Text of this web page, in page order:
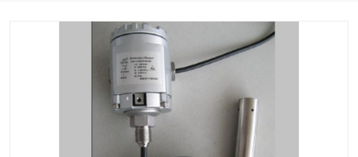
1151/3351产品分类 精巧型压力变送器
雷达料位计
标准型工业压力变送器 罐旁显示仪
温度传感器变送器